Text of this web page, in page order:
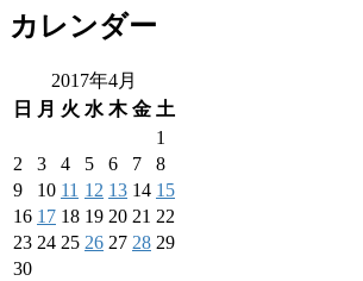
カレンダー
2017年4月
日
月 火 水 木 金 土
1
2
3 4 5 6 7
8
9
10 11 12 13 14 15
16 17 18 19 20 21 22
23 24 25 26 27 28 29
30